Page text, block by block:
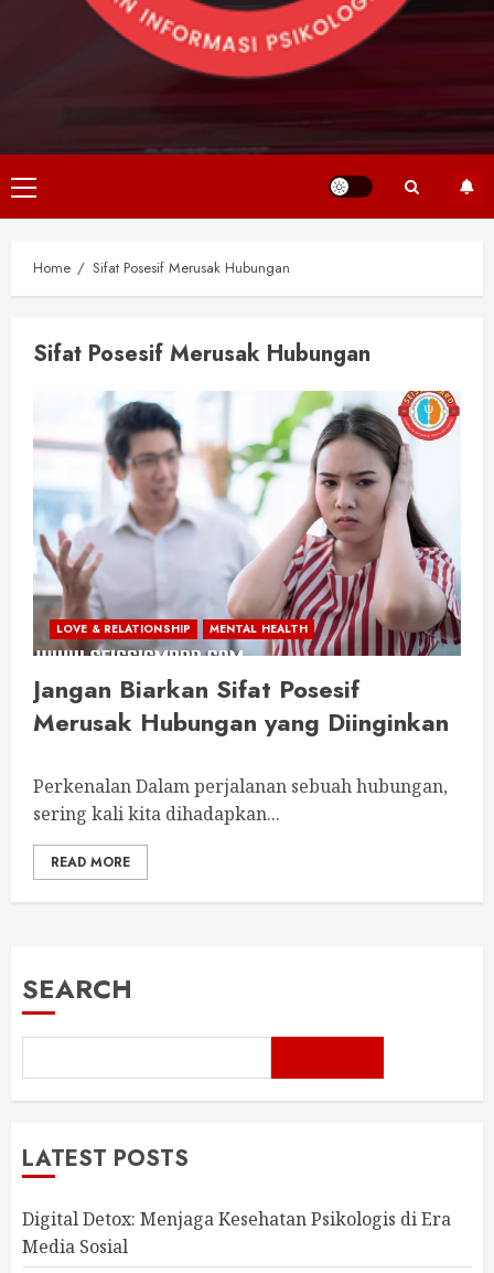
Primary
Menu
Home Sifat Posesif Merusak Hubungan
Sifat Posesif Merusak Hubungan
LOVE & RELATIONSHIP MENTAL HEALTH
Jangan Biarkan Sifat Posesif
Merusak Hubungan yang Diinginkan
Perkenalan Dalam perjalanan sebuah hubungan,
sering kali kita dihadapkan...
READ MORE
SEARCH
LATEST POSTS
Digital Detox: Menjaga Kesehatan Psikologis di Era
Media Sosial